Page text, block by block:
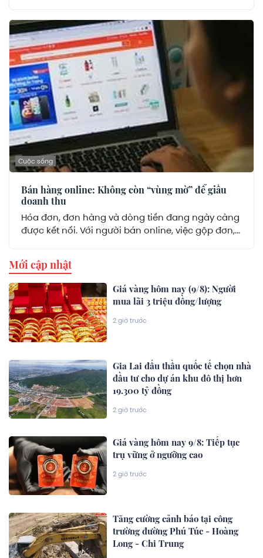
Cuộc sống
Bán hàng online: Không còn “vùng mờ” để giấu
doanh thu
Hóa đơn, đơn hàng và dòng tiền đang ngày càng
được kết nối. Với người bán online, việc gộp đơn,...
Mới cập nhật
Giá vàng hôm nay (9/8): Người
mua lãi 3 triệu đồng/lượng
2 giờ trước
Gia Lai đấu thầu quốc tế chọn nhà
đầu tư cho dự án khu đô thị hơn
19.300 tỷ đồng
2 giờ trước
Giá vàng hôm nay 9/8: Tiếp tục
trụ vững ở ngưỡng cao
2 giờ trước
Tăng cường cảnh báo tại công
trường đường Phú Túc - Hoàng
Long - Chi Trung